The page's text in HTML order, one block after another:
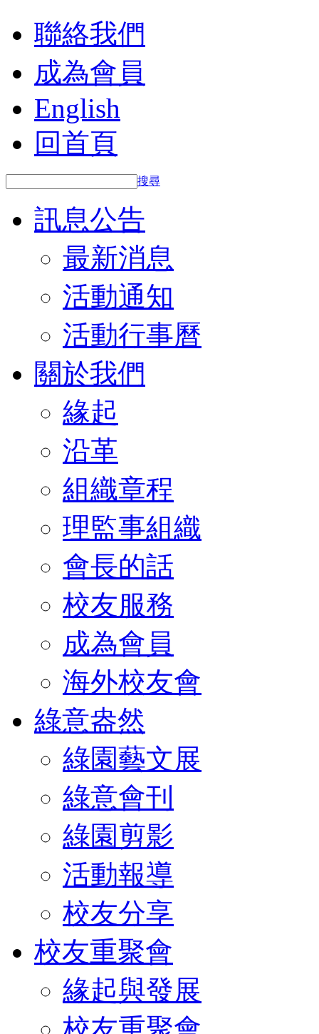
聯絡我們
成為會員
English
回首頁
搜尋
訊息公告
最新消息
活動通知
活動行事曆
關於我們
緣起
沿革
組織章程
理監事組織
會長的話
校友服務
成為會員
海外校友會
綠意盎然
綠園藝文展
綠意會刊
綠園剪影
活動報導
校友分享
校友重聚會
緣起與發展